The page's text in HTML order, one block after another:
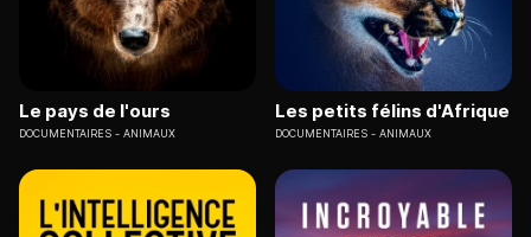
Le pays de l'ours
DOCUMENTAIRES ANIMAUX
Les petits félins d'Afrique
DOCUMENTAIRES ANIMAUX